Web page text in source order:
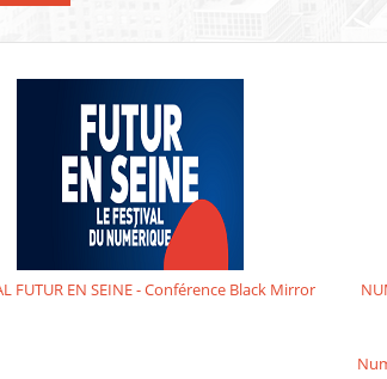
FUTUR EN SEINE - Conférence Black Mirror